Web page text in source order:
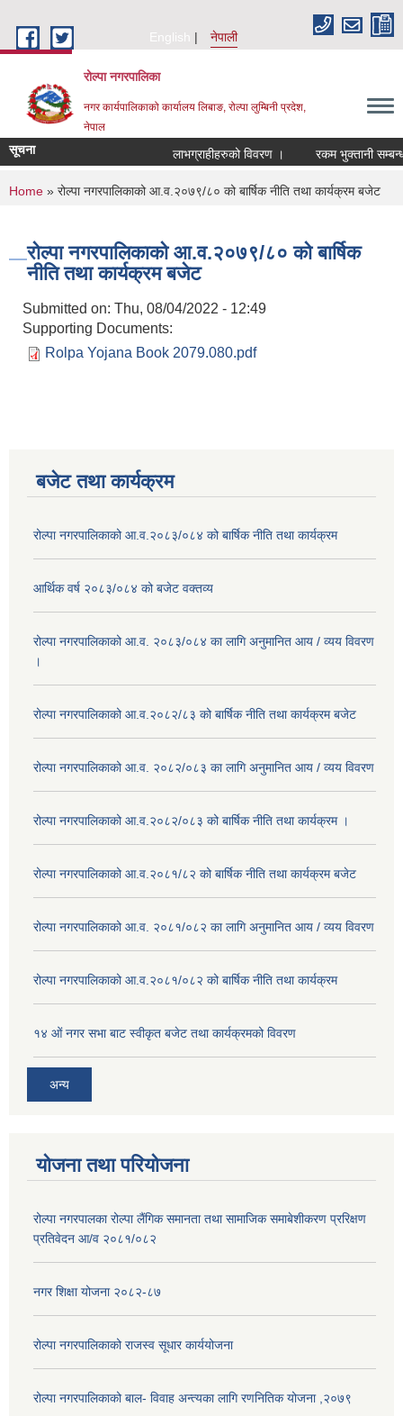
English
नेपाली
रोल्पा नगरपालिका
नगर कार्यपालिकाको कार्यालय लिबाङ, रोल्पा लुम्बिनी प्रदेश,
नेपाल
सूचना लाभग्राहीहरुको विवरण । रकम भुक्तानी सम्बन्धमा
You are here
Home » रोल्पा नगरपालिकाको आ.व.२०७९/८० को बार्षिक नीति तथा कार्यक्रम बजेट
रोल्पा नगरपालिकाको आ.व.२०७९/८० को बार्षिक
नीति तथा कार्यक्रम बजेट
Submitted on: Thu, 08/04/2022 - 12:49
Supporting Documents:
Rolpa Yojana Book 2079.080.pdf
बजेट तथा कार्यक्रम
रोल्पा नगरपालिकाको आ.व.२०८३/०८४ को बार्षिक नीति तथा कार्यक्रम
आर्थिक वर्ष २०८३/०८४ को बजेट वक्तव्य
रोल्पा नगरपालिकाको आ.व. २०८३/०८४ का लागि अनुमानित आय / व्यय विवरण
।
रोल्पा नगरपालिकाको आ.व.२०८२/८३ को बार्षिक नीति तथा कार्यक्रम बजेट
रोल्पा नगरपालिकाको आ.व. २०८२/०८३ का लागि अनुमानित आय / व्यय विवरण
रोल्पा नगरपालिकाको आ.व.२०८२/०८३ को बार्षिक नीति तथा कार्यक्रम ।
रोल्पा नगरपालिकाको आ.व.२०८१/८२ को बार्षिक नीति तथा कार्यक्रम बजेट
रोल्पा नगरपालिकाको आ.व. २०८१/०८२ का लागि अनुमानित आय / व्यय विवरण
रोल्पा नगरपालिकाको आ.व.२०८१/०८२ को बार्षिक नीति तथा कार्यक्रम
१४ ओं नगर सभा बाट स्वीकृत बजेट तथा कार्यक्रमको विवरण
अन्य
योजना तथा परियोजना
रोल्पा नगरपालका रोल्पा लैंगिक समानता तथा सामाजिक समाबेशीकरण प्ररिक्षण
प्रतिवेदन आ/व २०८१/०८२
नगर शिक्षा योजना २०८२-८७
रोल्पा नगरपालिकाको राजस्व सूधार कार्ययोजना
रोल्पा नगरपालिकाको बाल- विवाह अन्त्यका लागि रणनितिक योजना ,२०७९